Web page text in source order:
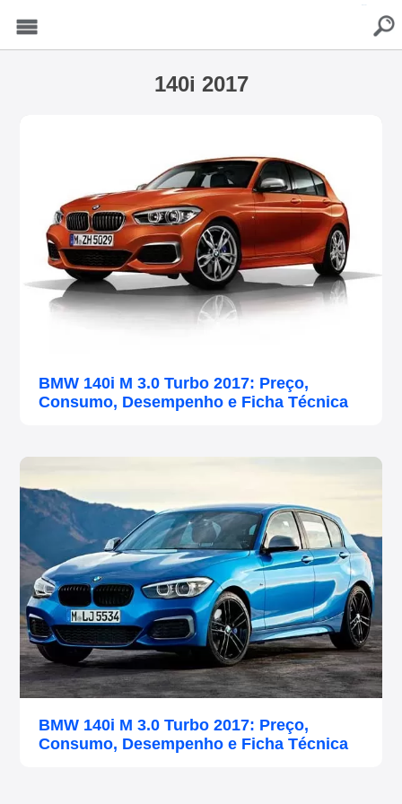
140i 2017
BMW 140i M 3.0 Turbo 2017: Preço,
Consumo, Desempenho e Ficha Técnica
BMW 140i M 3.0 Turbo 2017: Preço,
Consumo, Desempenho e Ficha Técnica